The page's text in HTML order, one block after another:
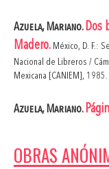
Azuela, Mariano.Dos
Madero. México, D. F.:
Nacional de Libreros /
Mexicana [CANIEM], 1985.
Azuela, Mariano.
OBRAS